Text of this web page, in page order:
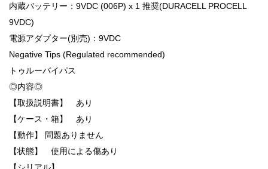
内蔵バッテリー：9VDC (006P) x 1 推奨(DURACELL PROCELL
9VDC)
電源アダプター(別売)：9VDC
Negative Tips (Regulated recommended)
トゥルーバイパス
◎内容◎
【取扱説明書】 あり
【ケース・箱】 あり
【動作】 問題ありません
【状態】 使用による傷あり
【シリアル】